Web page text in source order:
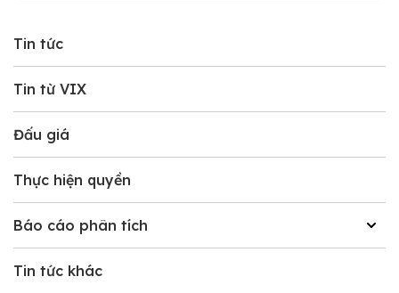
Tin tức
Tin từ VIX
Đấu giá
Thực hiện quyền
Báo cáo phân tích
Tin tức khác